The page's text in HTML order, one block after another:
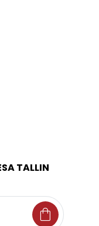
TALLIN
shopping_bag